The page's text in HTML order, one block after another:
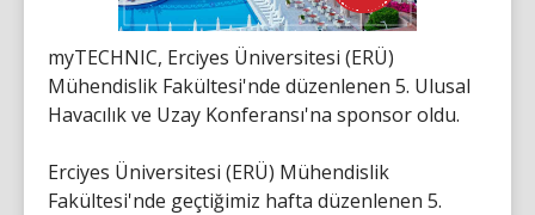
myTECHNIC, Erciyes Üniversitesi (ERÜ)
Mühendislik Fakültesi'nde düzenlenen 5. Ulusal
Havacılık ve Uzay Konferansı'na sponsor oldu.
Erciyes Üniversitesi (ERÜ) Mühendislik
Fakültesi'nde geçtiğimiz hafta düzenlenen 5.